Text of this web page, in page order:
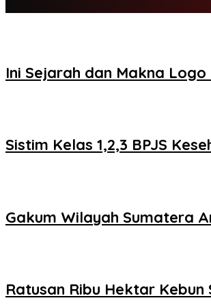
Ini Sejarah dan Makna
Sistim Kelas 1,2,3 BPJS
Gakum Wilayah Sumatera
Ratusan Ribu Hektar